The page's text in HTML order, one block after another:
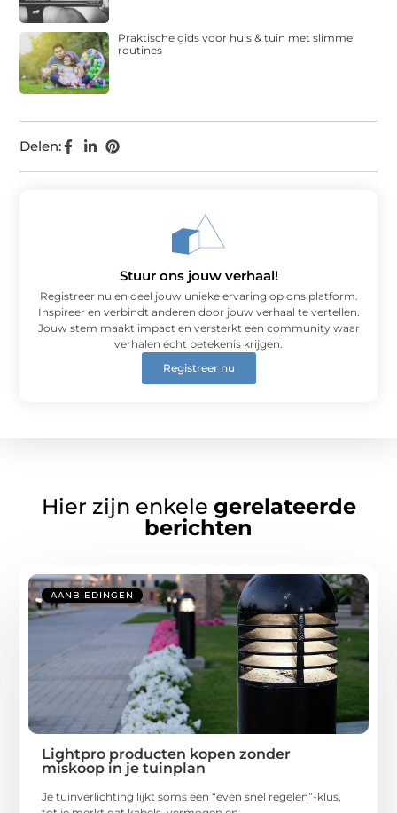
Delen:
Praktische gids voor huis & tuin met slimme
routines
Stuur ons jouw verhaal!
Registreer nu en deel jouw unieke ervaring op ons platform.
Inspireer en verbindt anderen door jouw verhaal te vertellen.
Jouw stem maakt impact en versterkt een community waar
verhalen écht betekenis krijgen.
Registreer nu
Hier zijn enkele gerelateerde
berichten
AANBIEDINGEN
Lightpro producten kopen zonder
miskoop in je tuinplan
Je tuinverlichting lijkt soms een “even snel regelen”-klus,